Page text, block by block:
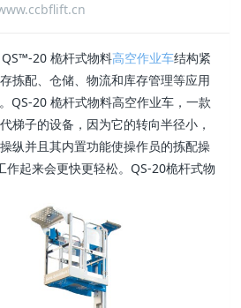
20 桅杆式物料高空作业车结构紧
拣配、仓储、物流和库存管理等应用
QS-20 桅杆式物料高空作业车，一款
梯子的设备，因为它的转向半径小，
纵并且其内置功能使操作员的拣配操
起来会更快更轻松。 QS-20桅杆式物